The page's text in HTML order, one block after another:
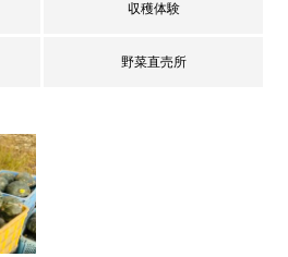
収穫体験
野菜直売所